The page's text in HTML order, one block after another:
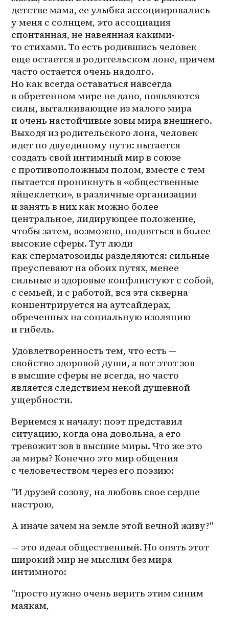
детстве мама, ее улыбка ассоциировались
у меня с солнцем, это ассоциация
спонтанная, не навеянная какими-
то стихами. То есть родившись человек
еще остается в родительском лоне, причем
часто остается очень надолго.
Но как всегда оставаться навсегда
в обретенном мире не дано, появляются
силы, выталкивающие из малого мира
и очень настойчивые зовы мира внешнего.
Выходя из родительского лона, человек
идет по двуединому пути: пытается
создать свой интимный мир в союзе
с противоположным полом, вместе с тем
пытается проникнуть в «общественные
яйцеклетки», в различные организации
и занять в них как можно более
центральное, лидирующее положение,
чтобы затем, возможно, подняться в более
высокие сферы. Тут люди
как сперматозоиды разделяются: сильные
преуспевают на обоих путях, менее
сильные и здоровые конфликтуют с собой,
с семьей, и с работой, вся эта скверна
концентрируется на аутсайдерах,
обреченных на социальную изоляцию
и гибель.
Удовлетворенность тем, что есть —
свойство здоровой души, а вот этот зов
в высшие сферы не всегда, но часто
является следствием некой душевной
ущербности.
Вернемся к началу: поэт представил
ситуацию, когда она довольна, а его
тревожит зов в высшие миры. Что же это
за миры? Конечно это мир общения
с человечеством через его поэзию:
"И друзей созову, на любовь свое сердце
настрою,
А иначе зачем на земле этой вечной живу?"
— это идеал общественный. Но опять этот
широкий мир не мыслим без мира
интимного:
"просто нужно очень верить этим синим
маякам,